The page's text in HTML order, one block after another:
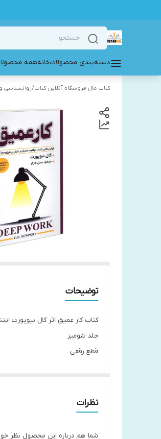
دسته‌بندی محصولاتخانههمه
کتاب مال فروشگاه آنلاین کتاب/روانشناسی
توضیحات
کتاب کار عمیق اثر کال نیوپورت
جلد شومیز
قطع رقعی
درباره نویسنده
نظرات
شما هم درباره این محصول نظر